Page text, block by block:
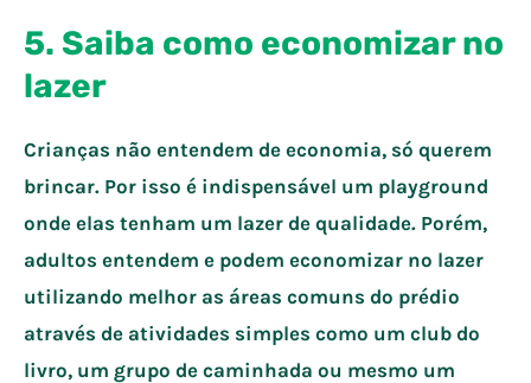
5. Saiba como economizar no
lazer
Crianças não entendem de economia, só querem
brincar. Por isso é indispensável um playground
onde elas tenham um lazer de qualidade. Porém,
adultos entendem e podem economizar no lazer
utilizando melhor as áreas comuns do prédio
através de atividades simples como um club do
livro, um grupo de caminhada ou mesmo um